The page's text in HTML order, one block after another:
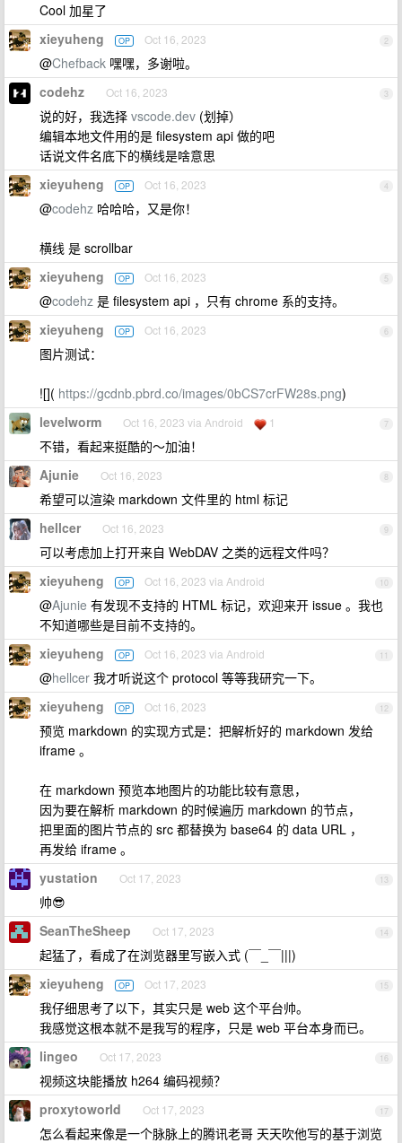
Cool 加星了
2
xieyuheng OP Oct 16, 2023
@Chefback 嘿嘿，多谢啦。
3
codehz Oct 16, 2023
说的好，我选择 vscode.dev (划掉）
编辑本地文件用的是 filesystem api 做的吧
话说文件名底下的横线是啥意思
4
xieyuheng OP Oct 16, 2023
@codehz 哈哈哈，又是你！
横线 是 scrollbar
5
xieyuheng OP Oct 16, 2023
@codehz 是 filesystem api ，只有 chrome 系的支持。
6
xieyuheng OP Oct 16, 2023
图片测试：
![]( https://gcdnb.pbrd.co/images/0bCS7crFW28s.png)
7
levelworm Oct 16, 2023 via Android 1
不错，看起来挺酷的～加油！
8
Ajunie Oct 16, 2023
希望可以渲染 markdown 文件里的 html 标记
9
hellcer Oct 16, 2023
可以考虑加上打开来自 WebDAV 之类的远程文件吗？
10
xieyuheng OP Oct 16, 2023 via Android
@Ajunie 有发现不支持的 HTML 标记，欢迎来开 issue 。我也
不知道哪些是目前不支持的。
11
xieyuheng OP Oct 16, 2023 via Android
@hellcer 我才听说这个 protocol 等等我研究一下。
12
xieyuheng OP Oct 16, 2023
预览 markdown 的实现方式是：把解析好的 markdown 发给
iframe 。
在 markdown 预览本地图片的功能比较有意思，
因为要在解析 markdown 的时候遍历 markdown 的节点，
把里面的图片节点的 src 都替换为 base64 的 data URL ，
再发给 iframe 。
13
yustation Oct 17, 2023
帅😎
14
SeanTheSheep Oct 17, 2023
起猛了，看成了在浏览器里写嵌入式 (￣_￣|||)
15
xieyuheng OP Oct 17, 2023
我仔细思考了以下，其实只是 web 这个平台帅。
我感觉这根本就不是我写的程序，只是 web 平台本身而已。
16
lingeo Oct 17, 2023
视频这块能播放 h264 编码视频？
17
proxytoworld Oct 17, 2023
怎么看起来像是一个脉脉上的腾讯老哥 天天吹他写的基于浏览